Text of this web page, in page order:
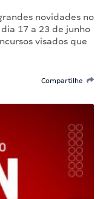
novidades no
17 a 23 de junho
visados que
Compartilhe